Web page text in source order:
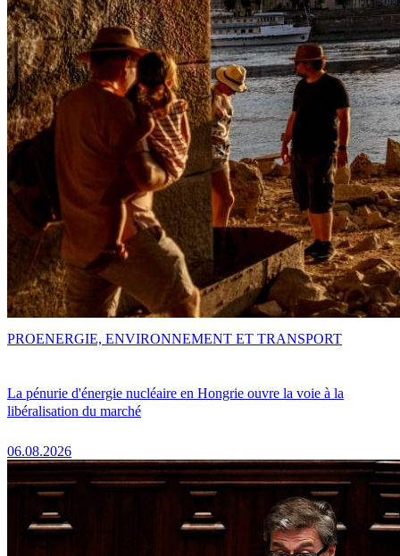
La pénurie d'énergie nucléaire en Hongrie ouvre la voie à la
libéralisation du marché
06.08.2026
PROENERGIE, ENVIRONNEMENT ET TRANSPORT